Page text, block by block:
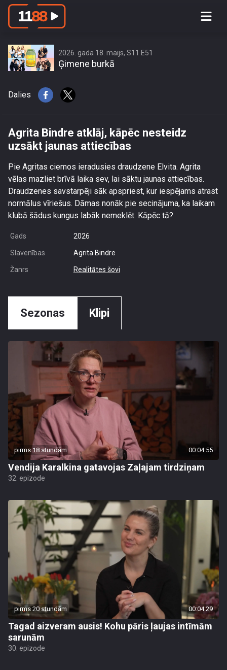
Agrita Bindre atklāj, kāpēc nesteidz
2026. gada 18. maijs, S11 E51
Ģimene burkā
Dalies
Agrita Bindre atklāj, kāpēc nesteidz
uzsākt jaunas attiecības
Pie Agritas ciemos ieradusies draudzene Elvita. Agrita
vēlas mazliet brīvā laika sev, lai sāktu jaunas attiecības.
Draudzenes savstarpēji sāk apspriest, kur iespējams atrast
normālus vīriešus. Dāmas nonāk pie secinājuma, ka laikam
klubā šādus kungus labāk nemeklēt. Kāpēc tā?
Gads 2026
Slavenības Agrita Bindre
Žanrs Realitātes šovi
Sezonas Klipi
pirms 18 stundām 00:04:55
Vendija Karalkina gatavojas Zaļajam tirdziņam
32. epizode
pirms 20 stundām 00:04:29
Tagad aizveram ausis! Kohu pāris ļaujas intīmām
sarunām
30. epizode